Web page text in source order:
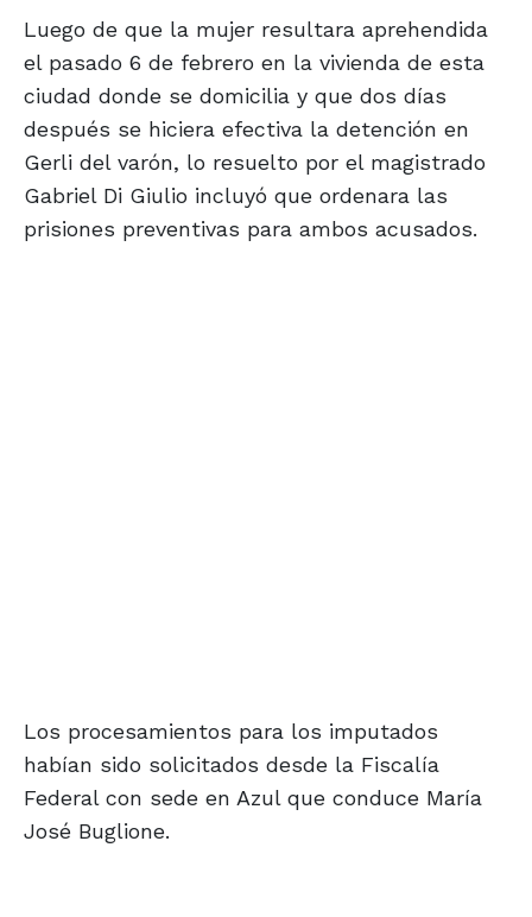
Luego de que la mujer resultara aprehendida
el pasado 6 de febrero en la vivienda de esta
ciudad donde se domicilia y que dos días
después se hiciera efectiva la detención en
Gerli del varón, lo resuelto por el magistrado
Gabriel Di Giulio incluyó que ordenara las
prisiones preventivas para ambos acusados.
Los procesamientos para los imputados
habían sido solicitados desde la Fiscalía
Federal con sede en Azul que conduce María
José Buglione.